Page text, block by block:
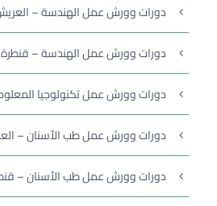
دورات وورش عمل الهندسة –
دورات وورش عمل الهندسة – قنطرة
دورات وورش عمل تكنولوجيا
دورات وورش عمل طب الأسنان –
دورات وورش عمل طب الأسنان –